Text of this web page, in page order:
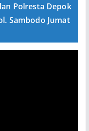
Polresta Depok
Sambodo Jumat